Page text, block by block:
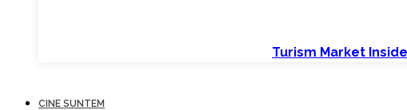
Turism Market
CINE SUNTEM